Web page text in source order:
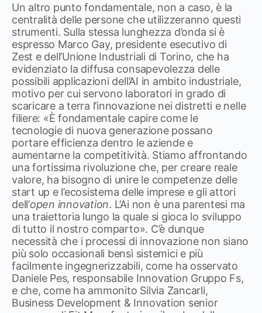
Un altro punto fondamentale, non a caso, è la
centralità delle persone che utilizzeranno questi
strumenti. Sulla stessa lunghezza d’onda si è
espresso Marco Gay, presidente esecutivo di
Zest e dell’Unione Industriali di Torino, che ha
evidenziato la diffusa consapevolezza delle
possibili applicazioni dell’AI in ambito industriale,
motivo per cui servono laboratori in grado di
scaricare a terra l’innovazione nei distretti e nelle
filiere: «È fondamentale capire come le
tecnologie di nuova generazione possano
portare efficienza dentro le aziende e
aumentarne la competitività. Stiamo affrontando
una fortissima rivoluzione che, per creare reale
valore, ha bisogno di unire le competenze delle
start up e l’ecosistema delle imprese e gli attori
dell’open innovation. L’Ai non è una parentesi ma
una traiettoria lungo la quale si gioca lo sviluppo
di tutto il nostro comparto». C’è dunque
necessità che i processi di innovazione non siano
più solo occasionali bensì sistemici e più
facilmente ingegnerizzabili, come ha osservato
Daniele Pes, responsabile Innovation Gruppo Fs,
e che, come ha ammonito Silvia Zancarli,
Business Development & Innovation senior